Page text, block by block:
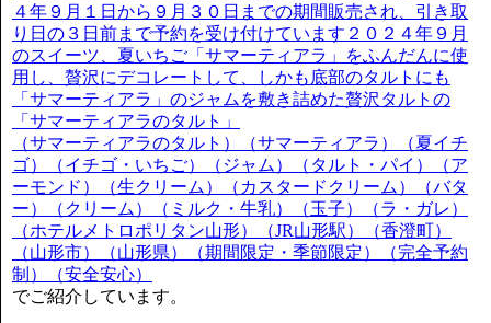
４年９月１日から９月３０日までの期間販売され、引き取
り日の３日前まで予約を受け付けています２０２４年９月
のスイーツ、夏いちご「サマーティアラ」をふんだんに使
用し、贅沢にデコレートして、しかも底部のタルトにも
「サマーティアラ」のジャムを敷き詰めた贅沢タルトの
「サマーティアラのタルト」
（サマーティアラのタルト）（サマーティアラ）（夏イチ
ゴ）（イチゴ・いちご）（ジャム）（タルト・パイ）（ア
ーモンド）（生クリーム）（カスタードクリーム）（バタ
ー）（クリーム）（ミルク・牛乳）（玉子）（ラ・ガレ）
（ホテルメトロポリタン山形）（JR山形駅）（香澄町）
（山形市）（山形県）（期間限定・季節限定）（完全予約
制）（安全安心）
でご紹介しています。